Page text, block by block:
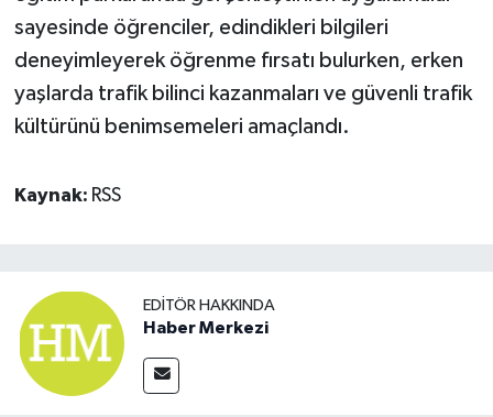
sayesinde öğrenciler, edindikleri bilgileri
deneyimleyerek öğrenme fırsatı bulurken, erken
yaşlarda trafik bilinci kazanmaları ve güvenli trafik
kültürünü benimsemeleri amaçlandı.
Kaynak: RSS
EDITÖR HAKKINDA
Haber Merkezi